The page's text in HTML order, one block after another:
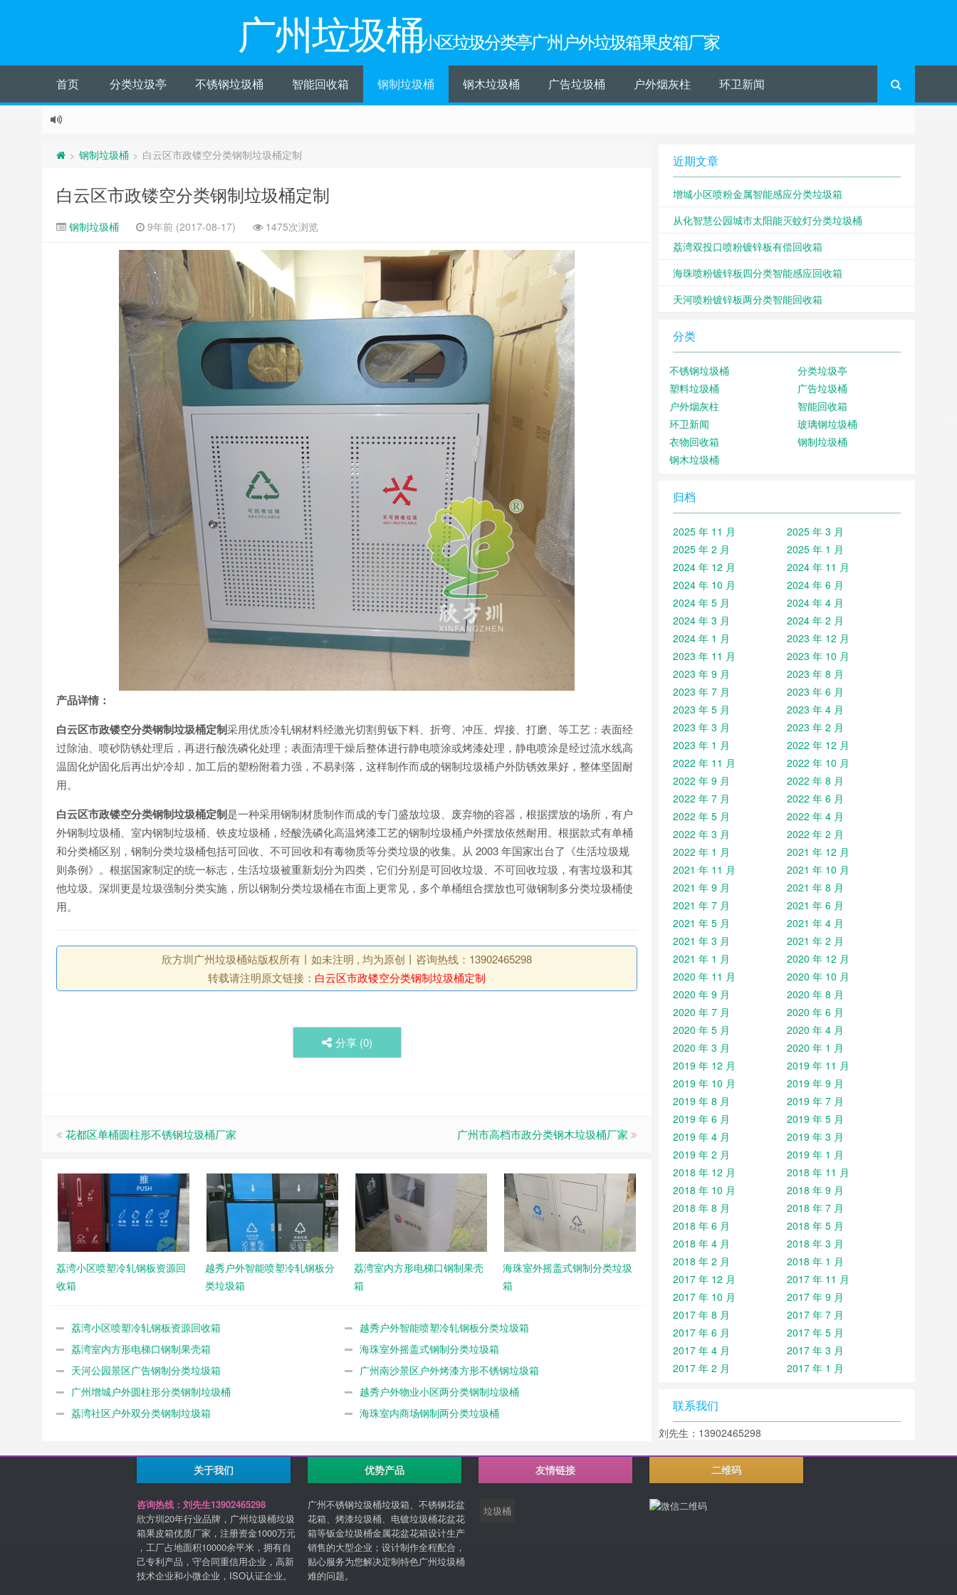
广州垃圾桶小区垃圾分类亭广州户外垃圾箱果皮箱厂家
首页 分类垃圾亭 不锈钢垃圾桶 智能回收箱 钢制垃圾桶 钢木垃圾桶 广告垃圾桶 户外烟灰柱 环卫新闻
> 钢制垃圾桶 > 白云区市政镂空分类钢制垃圾桶定制
白云区市政镂空分类钢制垃圾桶定制
钢制垃圾桶 9年前 (2017-08-17) 1475次浏览
产品详情：
白云区市政镂空分类钢制垃圾桶定制采用优质冷轧钢材料经激光切割剪钣下料、折弯、冲压、焊接、打磨、等工艺：表面经
过除油、喷砂防锈处理后，再进行酸洗磷化处理；表面清理干燥后整体进行静电喷涂或烤漆处理，静电喷涂是经过流水线高
温固化炉固化后再出炉冷却，加工后的塑粉附着力强，不易剥落，这样制作而成的钢制垃圾桶户外防锈效果好，整体坚固耐
用。
白云区市政镂空分类钢制垃圾桶定制是一种采用钢制材质制作而成的专门盛放垃圾、废弃物的容器，根据摆放的场所，有户
外钢制垃圾桶、室内钢制垃圾桶、铁皮垃圾桶，经酸洗磷化高温烤漆工艺的钢制垃圾桶户外摆放依然耐用。根据款式有单桶
和分类桶区别，钢制分类垃圾桶包括可回收、不可回收和有毒物质等分类垃圾的收集。从 2003 年国家出台了《生活垃圾规
则条例》。根据国家制定的统一标志，生活垃圾被重新划分为四类，它们分别是可回收垃圾、不可回收垃圾，有害垃圾和其
他垃圾。深圳更是垃圾强制分类实施，所以钢制分类垃圾桶在市面上更常见，多个单桶组合摆放也可做钢制多分类垃圾桶使
用。
欣方圳广州垃圾桶站版权所有丨如未注明 , 均为原创丨咨询热线：13902465298
转载请注明原文链接： 白云区市政镂空分类钢制垃圾桶定制
分享 (0)
花都区单桶圆柱形不锈钢垃圾桶厂家 广州市高档市政分类钢木垃圾桶厂家
荔湾小区喷塑冷轧钢板资源回
收箱
越秀户外智能喷塑冷轧钢板分
类垃圾箱
荔湾室内方形电梯口钢制果壳
箱
海珠室外摇盖式钢制分类垃圾
箱
荔湾小区喷塑冷轧钢板资源回收箱
越秀户外智能喷塑冷轧钢板分类垃圾箱
荔湾室内方形电梯口钢制果壳箱
海珠室外摇盖式钢制分类垃圾箱
天河公园景区广告钢制分类垃圾箱
广州南沙景区户外烤漆方形不锈钢垃圾箱
广州增城户外圆柱形分类钢制垃圾桶
越秀户外物业小区两分类钢制垃圾桶
荔湾社区户外双分类钢制垃圾箱
海珠室内商场钢制两分类垃圾桶
近期文章
增城小区喷粉金属智能感应分类垃圾箱
从化智慧公园城市太阳能灭蚊灯分类垃圾桶
荔湾双投口喷粉镀锌板有偿回收箱
海珠喷粉镀锌板四分类智能感应回收箱
天河喷粉镀锌板两分类智能回收箱
分类
不锈钢垃圾桶
分类垃圾亭
塑料垃圾桶
广告垃圾桶
户外烟灰柱
智能回收箱
环卫新闻
玻璃钢垃圾桶
衣物回收箱
钢制垃圾桶
钢木垃圾桶
归档
2025 年 11 月
2025 年 3 月
2025 年 2 月
2025 年 1 月
2024 年 12 月
2024 年 11 月
2024 年 10 月
2024 年 6 月
2024 年 5 月
2024 年 4 月
2024 年 3 月
2024 年 2 月
2024 年 1 月
2023 年 12 月
2023 年 11 月
2023 年 10 月
2023 年 9 月
2023 年 8 月
2023 年 7 月
2023 年 6 月
2023 年 5 月
2023 年 4 月
2023 年 3 月
2023 年 2 月
2023 年 1 月
2022 年 12 月
2022 年 11 月
2022 年 10 月
2022 年 9 月
2022 年 8 月
2022 年 7 月
2022 年 6 月
2022 年 5 月
2022 年 4 月
2022 年 3 月
2022 年 2 月
2022 年 1 月
2021 年 12 月
2021 年 11 月
2021 年 10 月
2021 年 9 月
2021 年 8 月
2021 年 7 月
2021 年 6 月
2021 年 5 月
2021 年 4 月
2021 年 3 月
2021 年 2 月
2021 年 1 月
2020 年 12 月
2020 年 11 月
2020 年 10 月
2020 年 9 月
2020 年 8 月
2020 年 7 月
2020 年 6 月
2020 年 5 月
2020 年 4 月
2020 年 3 月
2020 年 1 月
2019 年 12 月
2019 年 11 月
2019 年 10 月
2019 年 9 月
2019 年 8 月
2019 年 7 月
2019 年 6 月
2019 年 5 月
2019 年 4 月
2019 年 3 月
2019 年 2 月
2019 年 1 月
2018 年 12 月
2018 年 11 月
2018 年 10 月
2018 年 9 月
2018 年 8 月
2018 年 7 月
2018 年 6 月
2018 年 5 月
2018 年 4 月
2018 年 3 月
2018 年 2 月
2018 年 1 月
2017 年 12 月
2017 年 11 月
2017 年 10 月
2017 年 9 月
2017 年 8 月
2017 年 7 月
2017 年 6 月
2017 年 5 月
2017 年 4 月
2017 年 3 月
2017 年 2 月
2017 年 1 月
联系我们
刘先生：13902465298
关于我们
咨询热线：刘先生13902465298
欣方圳20年行业品牌，广州垃圾桶垃圾
箱果皮箱优质厂家，注册资金1000万元
，工厂占地面积10000余平米，拥有自
己专利产品，守合同重信用企业，高新
技术企业和小微企业，ISO认证企业。
优势产品
广州不锈钢垃圾桶垃圾箱、不锈钢花盆
花箱、烤漆垃圾桶、电镀垃圾桶花盆花
箱等钣金垃圾桶金属花盆花箱设计生产
销售的大型企业；设计制作全程配合，
贴心服务为您解决定制特色广州垃圾桶
难的问题。
友情链接
垃圾桶
二维码